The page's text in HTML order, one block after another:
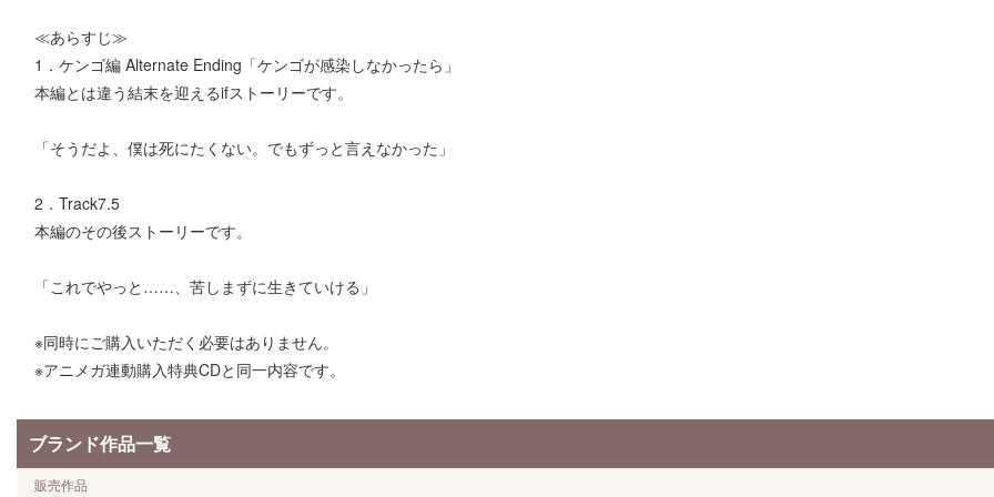
≪あらすじ≫
1．ケンゴ編 Alternate Ending「ケンゴが感染しなかったら」
本編とは違う結末を迎えるifストーリーです。
「そうだよ、僕は死にたくない。でもずっと言えなかった」
2．Track7.5
本編のその後ストーリーです。
「これでやっと……、苦しまずに生きていける」
※同時にご購入いただく必要はありません。
※アニメガ連動購入特典CDと同一内容です。
ブランド作品一覧
販売作品